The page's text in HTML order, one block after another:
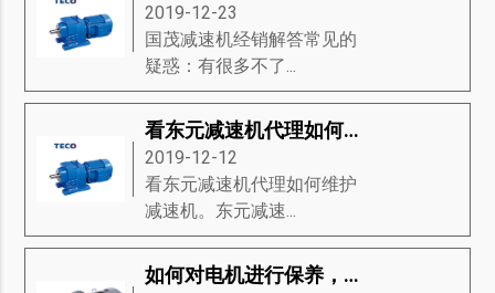
2019-12-23
国茂减速机经销解答常见的
疑惑：有很多不了...
看东元减速机代理如何维护减速机
2019-12-12
看东元减速机代理如何维护
减速机。东元减速...
如何对电机进行保养，看东元电机代理商怎么说